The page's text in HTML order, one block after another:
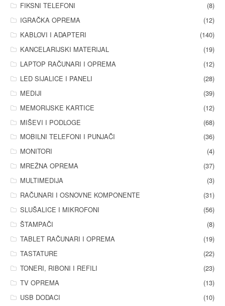
FIKSNI TELEFONI
(8)
IGRAČKA OPREMA
(12)
KABLOVI I ADAPTERI
(140)
KANCELARIJSKI MATERIJAL
(19)
LAPTOP RAČUNARI I OPREMA
(12)
LED SIJALICE I PANELI
(28)
MEDIJI
(39)
MEMORIJSKE KARTICE
(12)
MIŠEVI I PODLOGE
(68)
MOBILNI TELEFONI I PUNJAČI
(36)
MONITORI
(4)
MREŽNA OPREMA
(37)
MULTIMEDIJA
(3)
RAČUNARI I OSNOVNE KOMPONENTE
(31)
SLUŠALICE I MIKROFONI
(56)
ŠTAMPAČI
(8)
TABLET RAČUNARI I OPREMA
(19)
TASTATURE
(22)
TONERI, RIBONI I REFILI
(23)
TV OPREMA
(13)
USB DODACI
(10)